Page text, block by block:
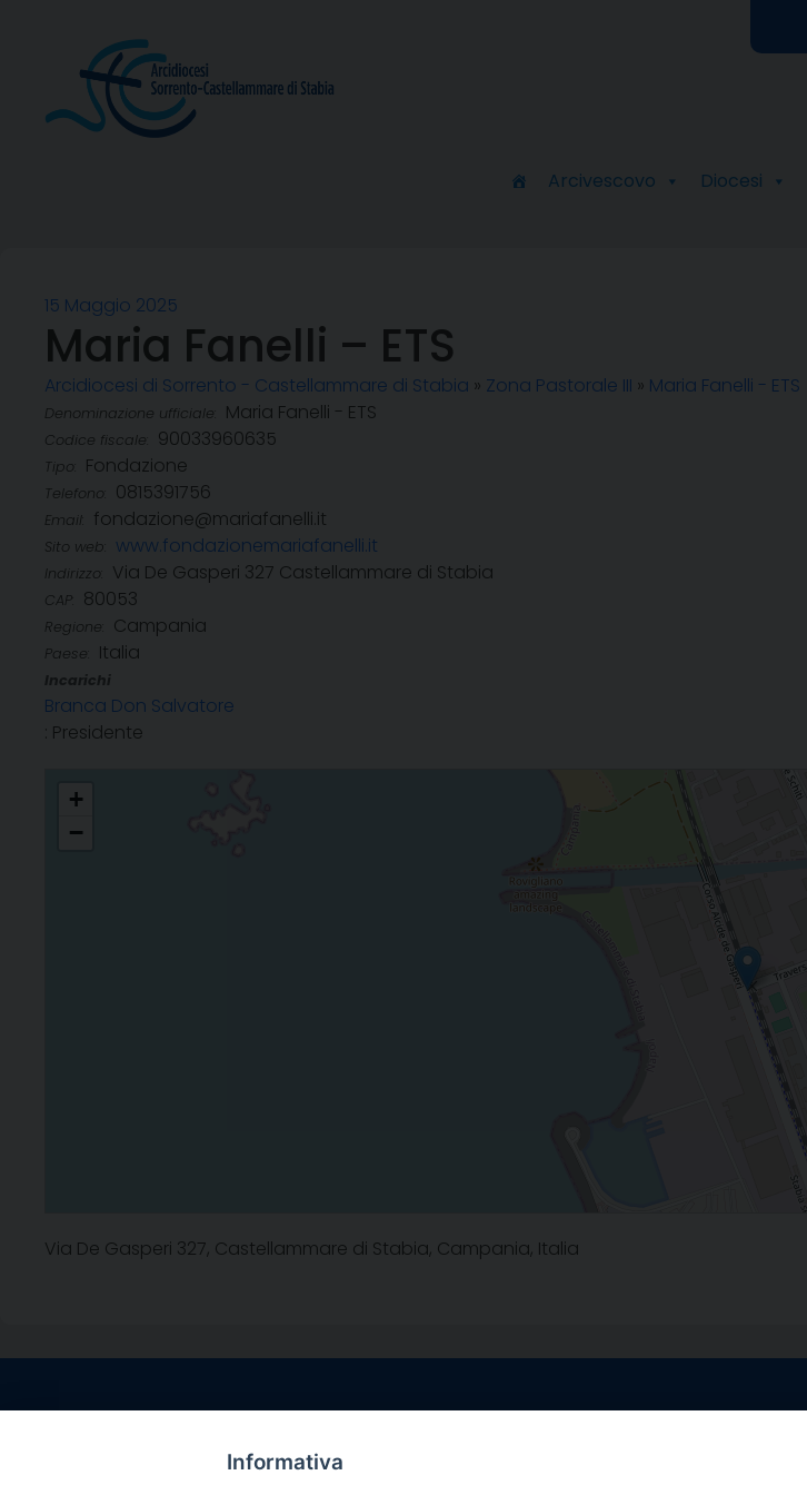
Arcivescovo Diocesi
15 Maggio 2025
Maria Fanelli – ETS
Arcidiocesi di Sorrento - Castellammare di Stabia » Zona Pastorale III » Maria Fanelli - ETS
Denominazione ufficiale: Maria Fanelli - ETS
Codice fiscale: 90033960635
Tipo: Fondazione
Telefono: 0815391756
Email: fondazione@mariafanelli.it
Sito web: www.fondazionemariafanelli.it
Indirizzo: Via De Gasperi 327 Castellammare di Stabia
CAP: 80053
Regione: Campania
Paese: Italia
Incarichi
Branca Don Salvatore
: Presidente
+
−
Via De Gasperi 327, Castellammare di Stabia, Campania, Italia
Via Santa Maria della Pietà, 44 – 80067
Sorrento (NA)
Informativa